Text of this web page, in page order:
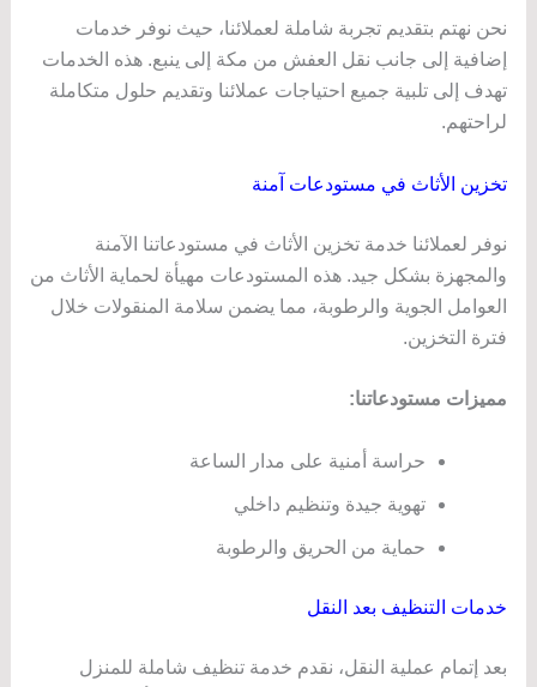
نحن نهتم بتقديم تجربة شاملة لعملائنا، حيث نوفر خدمات
إضافية إلى جانب نقل العفش من مكة إلى ينبع. هذه الخدمات
تهدف إلى تلبية جميع احتياجات عملائنا وتقديم حلول متكاملة
لراحتهم.
تخزين الأثاث في مستودعات آمنة
نوفر لعملائنا خدمة تخزين الأثاث في مستودعاتنا الآمنة
والمجهزة بشكل جيد. هذه المستودعات مهيأة لحماية الأثاث من
العوامل الجوية والرطوبة، مما يضمن سلامة المنقولات خلال
فترة التخزين.
مميزات مستودعاتنا:
حراسة أمنية على مدار الساعة
تهوية جيدة وتنظيم داخلي
حماية من الحريق والرطوبة
خدمات التنظيف بعد النقل
بعد إتمام عملية النقل، نقدم خدمة تنظيف شاملة للمنزل